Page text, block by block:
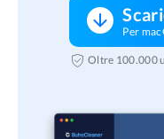
Per
Oltre 100.000